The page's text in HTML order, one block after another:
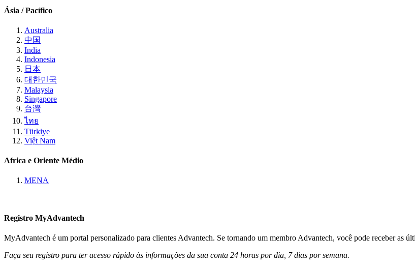
Ásia / Pacífico
Australia
中国
India
Indonesia
日本
대한민국
Malaysia
Singapore
台灣
ไทย
Türkiye
Việt Nam
Africa e Oriente Médio
MENA
Registro MyAdvantech
MyAdvantech é um portal personalizado para clientes Advantech. Se tornando um membro Advantech, você pode receber as
Faça seu registro para ter acesso rápido às informações da sua conta 24 horas por dia, 7 dias por semana.